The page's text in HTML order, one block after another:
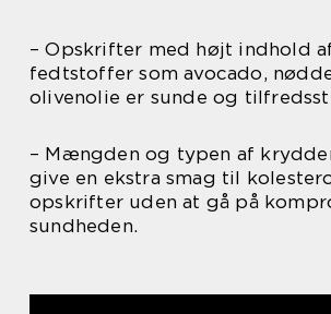
– Opskrifter med højt indhold
fedtstoffer som avocado,
olivenolie er sunde og
– Mængden og typen af
give en ekstra smag til
opskrifter uden at gå på
sundheden.